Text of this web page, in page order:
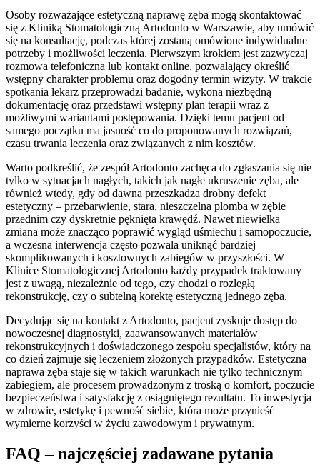
Osoby rozważające estetyczną naprawę zęba mogą skontaktować
się z Kliniką Stomatologiczną Artodonto w Warszawie, aby umówić
się na konsultację, podczas której zostaną omówione indywidualne
potrzeby i możliwości leczenia. Pierwszym krokiem jest zazwyczaj
rozmowa telefoniczna lub kontakt online, pozwalający określić
wstępny charakter problemu oraz dogodny termin wizyty. W trakcie
spotkania lekarz przeprowadzi badanie, wykona niezbędną
dokumentację oraz przedstawi wstępny plan terapii wraz z
możliwymi wariantami postępowania. Dzięki temu pacjent od
samego początku ma jasność co do proponowanych rozwiązań,
czasu trwania leczenia oraz związanych z nim kosztów.
Warto podkreślić, że zespół Artodonto zachęca do zgłaszania się nie
tylko w sytuacjach nagłych, takich jak nagłe ukruszenie zęba, ale
również wtedy, gdy od dawna przeszkadza drobny defekt
estetyczny – przebarwienie, stara, nieszczelna plomba w zębie
przednim czy dyskretnie pęknięta krawędź. Nawet niewielka
zmiana może znacząco poprawić wygląd uśmiechu i samopoczucie,
a wczesna interwencja często pozwala uniknąć bardziej
skomplikowanych i kosztownych zabiegów w przyszłości. W
Klinice Stomatologicznej Artodonto każdy przypadek traktowany
jest z uwagą, niezależnie od tego, czy chodzi o rozległą
rekonstrukcję, czy o subtelną korektę estetyczną jednego zęba.
Decydując się na kontakt z Artodonto, pacjent zyskuje dostęp do
nowoczesnej diagnostyki, zaawansowanych materiałów
rekonstrukcyjnych i doświadczonego zespołu specjalistów, który na
co dzień zajmuje się leczeniem złożonych przypadków. Estetyczna
naprawa zęba staje się w takich warunkach nie tylko technicznym
zabiegiem, ale procesem prowadzonym z troską o komfort, poczucie
bezpieczeństwa i satysfakcję z osiągniętego rezultatu. To inwestycja
w zdrowie, estetykę i pewność siebie, która może przynieść
wymierne korzyści w życiu zawodowym i prywatnym.
FAQ – najczęściej zadawane pytania